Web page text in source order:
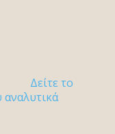
Δείτε το